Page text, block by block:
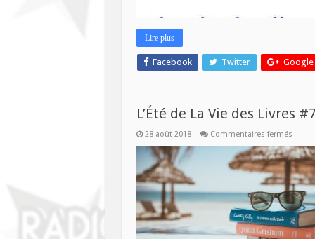
Lire plus
Facebook Twitter Google
L’Été de La Vie des Livres
28 août 2018 Commentaires ferméssur
de
La
Vie
des
Livres
#7
–
29
août
2018